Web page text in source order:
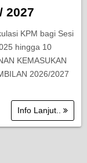
2027
KPM bagi Sesi
hingga 10
KEMASUKAN
2026/2027
Info Lanjut..